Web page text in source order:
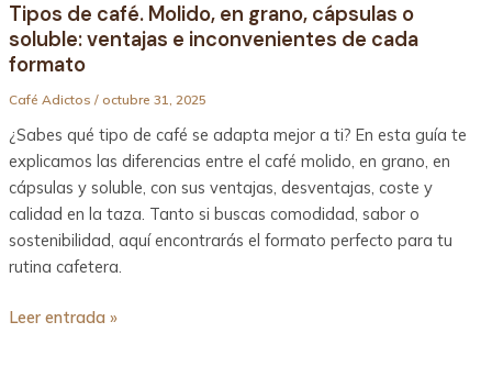
Tipos de café. Molido, en grano, cápsulas o
soluble: ventajas e inconvenientes de cada
formato
Café Adictos / octubre 31, 2025
¿Sabes qué tipo de café se adapta mejor a ti? En esta guía te
explicamos las diferencias entre el café molido, en grano, en
cápsulas y soluble, con sus ventajas, desventajas, coste y
calidad en la taza. Tanto si buscas comodidad, sabor o
sostenibilidad, aquí encontrarás el formato perfecto para tu
rutina cafetera.
Leer entrada »